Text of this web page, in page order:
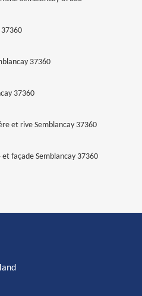
37360
37360
et rive Semblancay 37360
façade Semblancay 37360